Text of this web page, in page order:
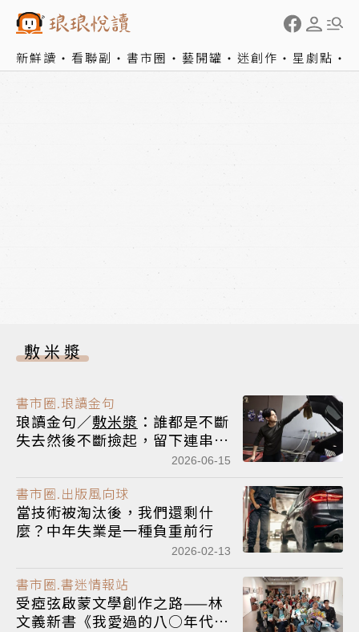
新鮮讀 看聯副 書市圈 藝開罐 迷創作 星劇點
敷米漿
書市圈.琅讀金句
琅讀金句／敷米漿 ：誰都是不斷
失去然後不斷撿起，留下連串腳
印卻難以確認腳印的主人2026-06-15
書市圈.出版風向球
當技術被淘汰後，我們還剩什
麼？中年失業是一種負重前行
2026-02-13
書市圈.書迷情報站
受瘂弦啟蒙文學創作之路——林
文義新書《我愛過的八○年代》